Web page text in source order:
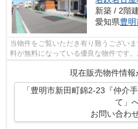
新築 / 2階
愛知県豊明
当物件をご覧いただき有り難うござい
料が無料になっている優良な物件です
現在販売物件情報
「豊明市新田町錦2-23『仲介
て」
お問い合わ